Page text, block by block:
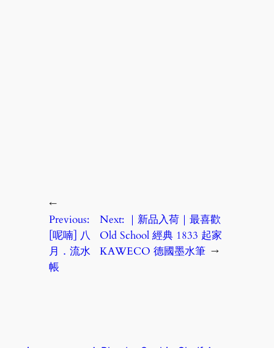
←
Previous:
[呢喃] 八
月．流水
帳
Next: ｜新品入荷｜最喜歡
Old School 經典 1833 起家
KAWECO 德國墨水筆 →